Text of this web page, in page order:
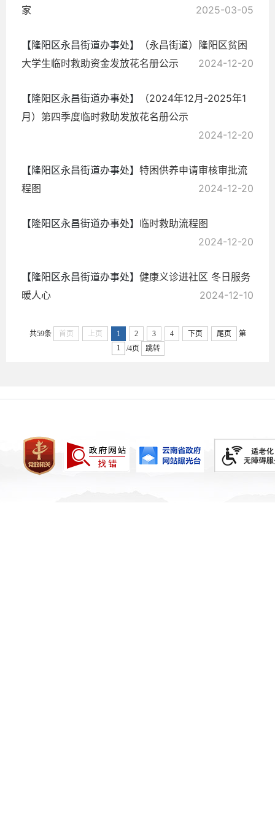
家 2025-03-05
【隆阳区永昌街道办事处】
（永昌街道）隆阳区贫困
大学生临时救助资金发放花名册公示
2024-12-20
【隆阳区永昌街道办事处】
（2024年12月-2025年1
月）第四季度临时救助发放花名册公示
2024-12-20
【隆阳区永昌街道办事处】 特困供养申请审核审批流
程图
2024-12-20
【隆阳区永昌街道办事处】 临时救助流程图
2024-12-20
【隆阳区永昌街道办事处】 健康义诊进社区 冬日服务
暖人心
2024-12-10
共59条 首页 上页 1 2 3 4 下页 尾页
第
/4页
跳转